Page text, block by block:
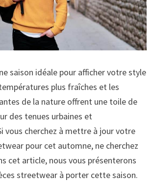
saison idéale pour afficher votre style
plus fraîches et les
de la nature offrent une toile de
des tenues urbaines et
vous cherchez à mettre à jour votre
pour cet automne, ne cherchez
cet article, nous vous présenterons
streetwear à porter cette saison.